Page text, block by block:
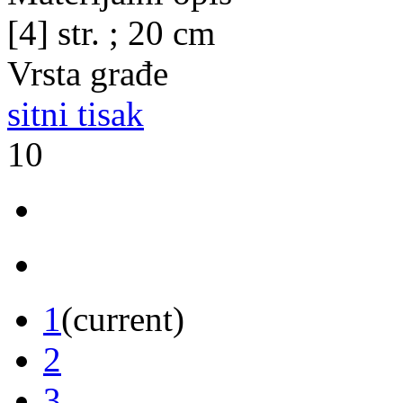
[4] str. ; 20 cm
Vrsta građe
sitni tisak
10
1(current)
2